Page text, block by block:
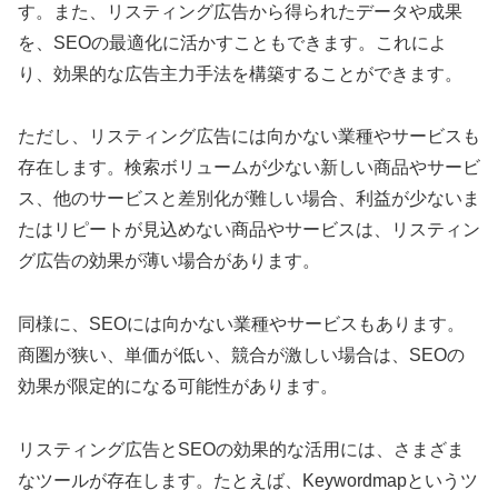
す。また、リスティング広告から得られたデータや成果
を、SEOの最適化に活かすこともできます。これによ
り、効果的な広告主力手法を構築することができます。
ただし、リスティング広告には向かない業種やサービスも
存在します。検索ボリュームが少ない新しい商品やサービ
ス、他のサービスと差別化が難しい場合、利益が少ないま
たはリピートが見込めない商品やサービスは、リスティン
グ広告の効果が薄い場合があります。
同様に、SEOには向かない業種やサービスもあります。
商圏が狭い、単価が低い、競合が激しい場合は、SEOの
効果が限定的になる可能性があります。
リスティング広告とSEOの効果的な活用には、さまざま
なツールが存在します。たとえば、Keywordmapというツ